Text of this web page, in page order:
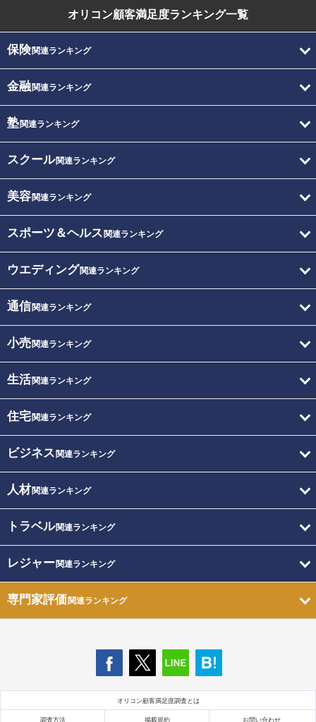
オリコン顧客満足度ランキング一覧
保険関連ランキング
金融関連ランキング
塾関連ランキング
スクール関連ランキング
美容関連ランキング
スポーツ＆ヘルス 関連ランキング
ウエディング関連ランキング
通信関連ランキング
小売関連ランキング
生活関連ランキング
住宅関連ランキング
ビジネス 関連ランキング
人材関連ランキング
トラベル関連ランキング
レジャー関連ランキング
専門家評価関連ランキング
オリコン顧客満足度調査とは
調査方法 掲載規約 お問い合わせ